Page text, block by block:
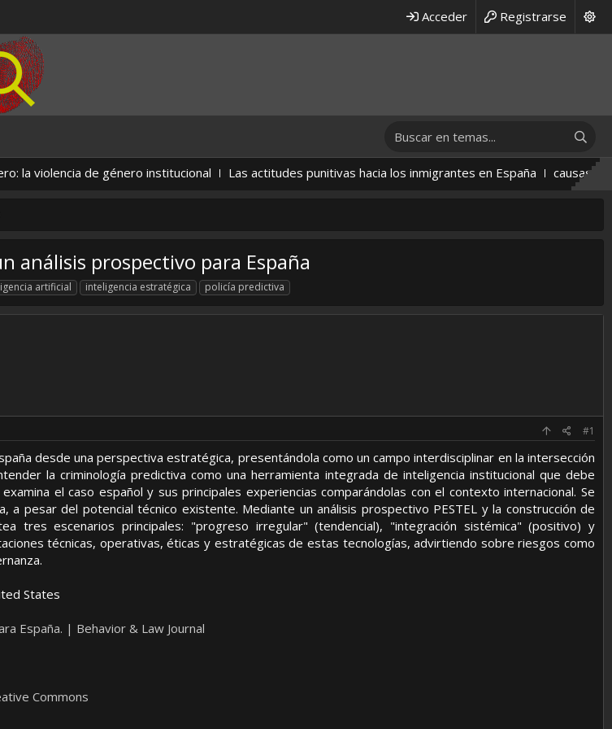
Acceder Registrarse
de género institucional Las actitudes punitivas hacia los inmigrantes en España causas en la
análisis prospectivo para España
artificial inteligencia estratégica policía predictiva
#1
desde una perspectiva estratégica, presentándola como un campo interdisciplinar en la intersección
la criminología predictiva como una herramienta integrada de inteligencia institucional que debe
el caso español y sus principales experiencias comparándolas con el contexto internacional. Se
a pesar del potencial técnico existente. Mediante un análisis prospectivo PESTEL y la construcción de
tres escenarios principales: "progreso irregular" (tendencial), "integración sistémica" (positivo) y
técnicas, operativas, éticas y estratégicas de estas tecnologías, advirtiendo sobre riesgos como
States
España. | Behavior & Law Journal
Commons